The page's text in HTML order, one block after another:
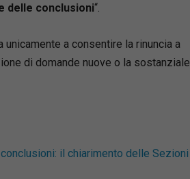
delle conclusioni“.
a consentire la rinuncia a
di domande nuove o la sostanziale
il chiarimento delle Sezioni